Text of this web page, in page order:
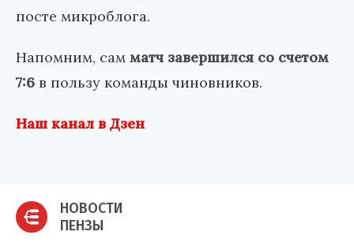
посте микроблога.
Напомним, сам матч завершился со счетом
7:6 в пользу команды чиновников.
Наш канал в Дзен
НОВОСТИ
ПЕНЗЫ